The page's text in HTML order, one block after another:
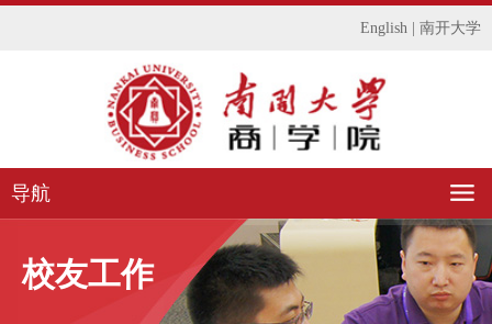
English 南开大学
导航
校友工作